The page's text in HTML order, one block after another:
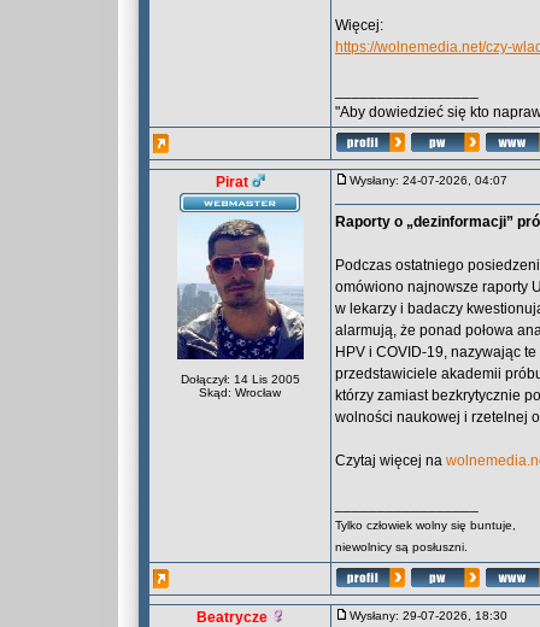
Więcej:
https://wolnemedia.net/czy-
"Aby dowiedzieć się kto
Pirat
Dołączył: 14 Lis 2005
Skąd: Wrocław
Wysłany: 24-07-2026, 04:07
Raporty o „dezinformacji”
Podczas ostatniego
omówiono najnowsze raporty
w lekarzy i badaczy
alarmują, że ponad połowa
HPV i COVID-19, nazywając
przedstawiciele akademii
którzy zamiast bezkrytycznie
wolności naukowej i rzetelnej
Czytaj więcej na
Tylko człowiek wolny się buntuje,
niewolnicy są posłuszni.
Beatrycze Wysłany: 29-07-2026, 18:30